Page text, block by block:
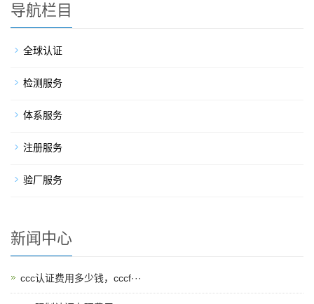
导航栏目
全球认证
检测服务
体系服务
注册服务
验厂服务
新闻中心
ccc认证费用多少钱，cccf···